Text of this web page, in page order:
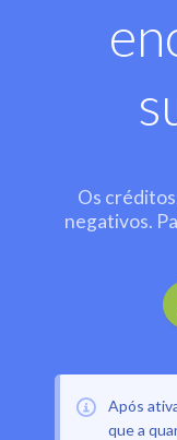
Os
negativos.
Após
que a